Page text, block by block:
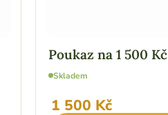
Poukaz na 1 500 Kč
Skladem
1 500 Kč